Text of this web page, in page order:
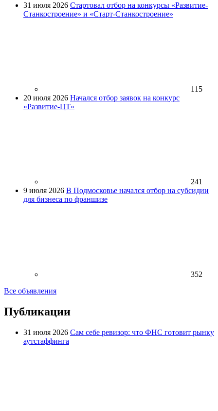
31 июля 2026 Стартовал отбор на конкурсы «Развитие-
Станкостроение» и «Старт-Станкостроение»
115
20 июля 2026 Начался отбор заявок на конкурс
«Развитие-ЦТ»
241
9 июля 2026 В Подмосковье начался отбор на субсидии
для бизнеса по франшизе
352
Все объявления
Публикации
31 июля 2026 Сам себе ревизор: что ФНС готовит рынку
аутстаффинга